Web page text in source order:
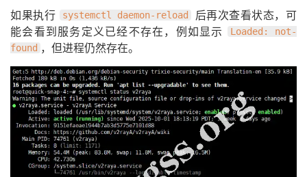
如果执行 systemctl daemon-reload
后再次查看状态，可
能会看到服务定义已经不存在，例如显示
Loaded: not-
found ，但进程仍然存在。